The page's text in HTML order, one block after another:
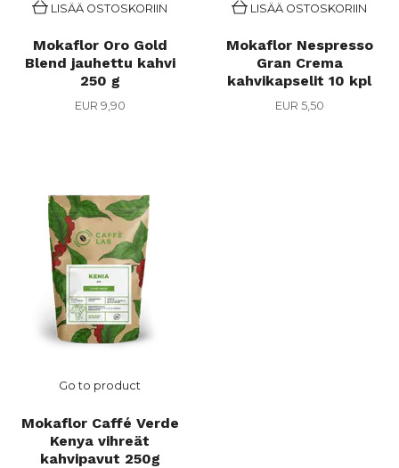
LISÄÄ OSTOSKORIIN
Mokaflor Oro Gold
Blend jauhettu kahvi
250 g
EUR 9,90
LISÄÄ OSTOSKORIIN
Mokaflor Nespresso
Gran Crema
kahvikapselit 10 kpl
EUR 5,50
Go to product
Mokaflor Caffé Verde
Kenya vihreät
kahvipavut 250g